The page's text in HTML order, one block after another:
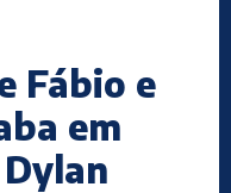
Fábio e
em